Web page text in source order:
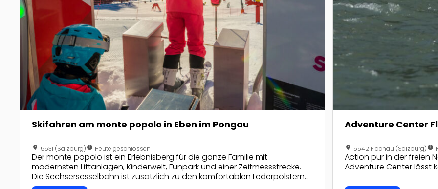
Skifahren am monte popolo in Eben im Pongau
location_on 5531 (Salzburg)nest_clock_farsight_analog Heute geschlossen
Der monte popolo ist ein Erlebnisberg für die ganze Familie mit
modernsten Liftanlagen, Kinderwelt, Funpark und einer Zeitmessstrecke.
Die Sechsersesselbahn ist zusätzlich zu den komfortablen Lederpolstern
mit Kindersicherheitsbügel ausgestattet.
Adventure Center
location_on 5542 Flachau (Salzburg)nest_clock_farsight_analog
Action pur in der freien
Adventure Center lässt